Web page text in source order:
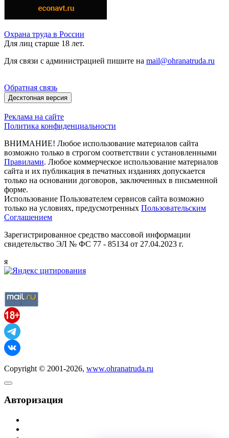
Охрана труда в России
Для лиц старше 18 лет.
Для связи с администрацией пишите на mail@ohranatruda.ru
Обратная связь
Десктопная версия
Реклама на сайте
Политика конфиденциальности
ВНИМАНИЕ! Любое использование материалов сайта
возможно только в строгом соответствии с установленными
Правилами. Любое коммерческое использование материалов
сайта и их публикация в печатных изданиях допускается
только на основании договоров, заключенных в письменной
форме.
Использование Пользователем сервисов сайта возможно
только на условиях, предусмотренных Пользовательским
Соглашением
Зарегистрированное средство массовой информации
свидетельство ЭЛ № ФС 77 - 85134 от 27.04.2023 г.
я
Copyright © 2001-2026, www.ohranatruda.ru
Авторизация